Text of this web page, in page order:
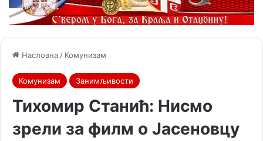
Насловна / Комунизам
Комунизам Занимљивости
Тихомир Станић: Нисмо
зрели за филм о Јасеновцу